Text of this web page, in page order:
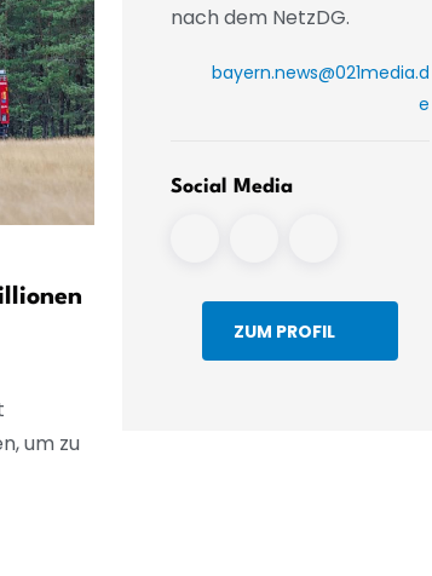
lebensgefährlich verletzt
um zu
nach dem NetzDG.
bayern.news@021media.d
e
Social Media
ZUM PROFIL